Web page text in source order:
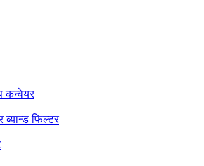
कन्वेयर
ब्यान्ड फिल्टर